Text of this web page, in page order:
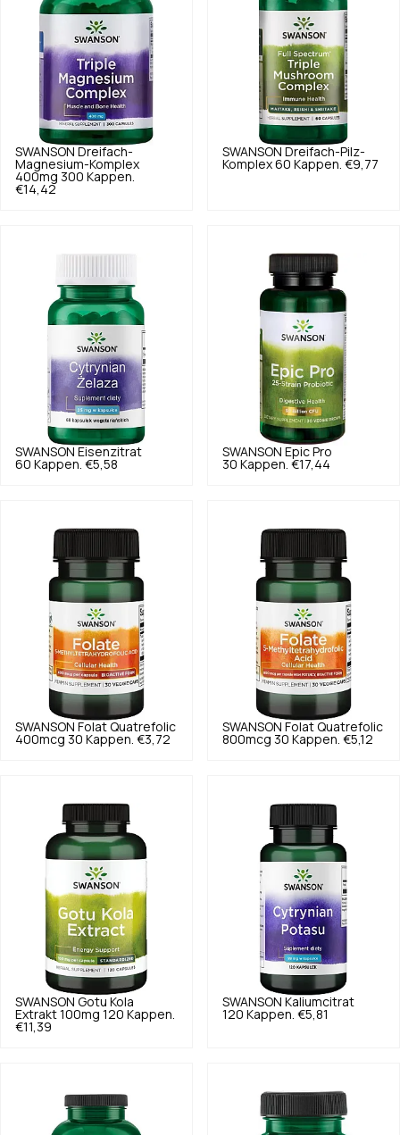
SWANSON Dreifach-
Magnesium-Komplex
400mg 300 Kappen.
€14,42
SWANSON Dreifach-Pilz-
Komplex 60 Kappen. €9,77
SWANSON Eisenzitrat
60 Kappen. €5,58
SWANSON Epic Pro
30 Kappen. €17,44
SWANSON Folat Quatrefolic
400mcg 30 Kappen. €3,72
SWANSON Folat Quatrefolic
800mcg 30 Kappen. €5,12
SWANSON Gotu Kola
Extrakt 100mg 120 Kappen.
€11,39
SWANSON Kaliumcitrat
120 Kappen. €5,81